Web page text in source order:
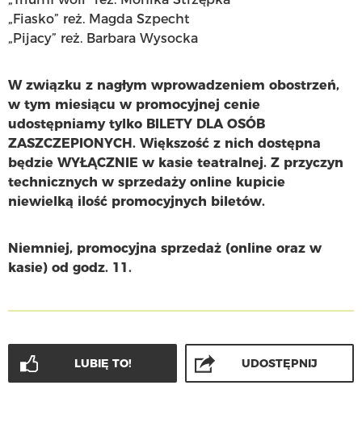
„Fiasko” reż. Magda Szpecht
„Pijacy” reż. Barbara Wysocka
W związku z nagłym wprowadzeniem obostrzeń,
w tym miesiącu w promocyjnej cenie
udostępniamy tylko BILETY DLA OSÓB
ZASZCZEPIONYCH. Większość z nich dostępna
będzie WYŁĄCZNIE w kasie teatralnej. Z przyczyn
technicznych w sprzedaży online kupicie
niewielką ilość promocyjnych biletów.
Niemniej, promocyjna sprzedaż (online oraz w
kasie) od godz. 11.
LUBIĘ TO! UDOSTĘPNIJ